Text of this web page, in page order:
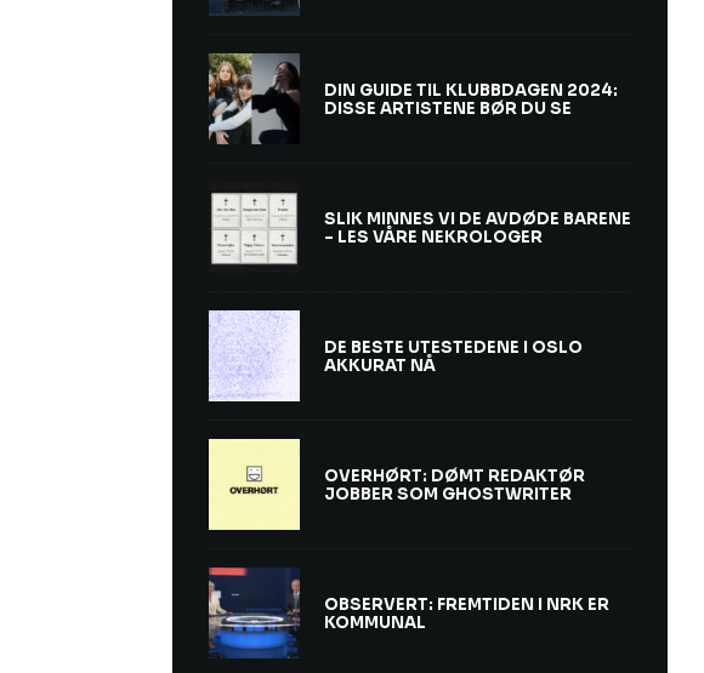
DIN GUIDE TIL KLUBBDAGEN 2024:
DISSE ARTISTENE BØR DU SE
SLIK MINNES VI DE AVDØDE BARENE
– LES VÅRE NEKROLOGER
DE BESTE UTESTEDENE I OSLO
AKKURAT NÅ
OVERHØRT: DØMT REDAKTØR
JOBBER SOM GHOSTWRITER
OBSERVERT: FREMTIDEN I NRK ER
KOMMUNAL